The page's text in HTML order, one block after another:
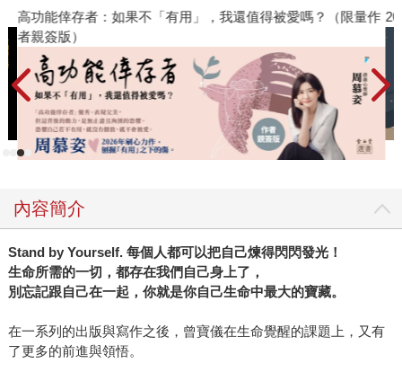
者。他所做的一切，不論是拍照、攝影、說故事、剪紙、裝
置藝術⋯⋯不外乎都是要提醒大家這種幸福的存在。 關於
「如何獲得快樂的人生」，楊士毅一輩子都在尋找這個問題
的答案——做為一個沒有自信、畏縮的少年，他問自己應該
被放在這個世界的什麼地方；做為一個風格黑暗，但才華洋
溢的攝影師，他問自己該如何選擇光明；做為一個為人設想
的剪紙藝術家，他叩問自己每一刀的起心動念⋯⋯如今，他
如果很不巧地你正受困於某種痛苦的循環之中，請務必看看
這本關於幸福的書，因為楊士毅在寫作／創作的時候，思量
的不是自己的才華該如何被展現，而是該如何讓在社會上生
活、拚搏的人們感到快樂與希望。他也曾經在黑暗中駐足，
但他走出來了。這是他的努力，也是他的幸運。一直將整個
社會視為「創意總監」的他，一心一意希望自己心裡的力量
能被傳遞、回饋給大家，讓所有人都能找到隨手可得、純真
高功能倖存者：如果不「有用」，我還值得被愛嗎？（限量作
者親簽版）
內容簡介
Stand by Yourself. 每個人都可以把自己煉得閃閃發光！
生命所需的一切，都存在我們自己身上了，
別忘記跟自己在一起，你就是你自己生命中最大的寶藏。
在一系列的出版與寫作之後，曾寶儀在生命覺醒的課題上，又有
了更多的前進與領悟。